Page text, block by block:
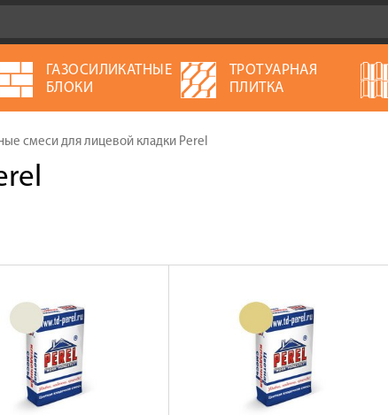
ГАЗОСИЛИКАТНЫЕ
БЛОКИ
ТРОТУАРНАЯ
ПЛИТКА
смеси для лицевой кладки Perel